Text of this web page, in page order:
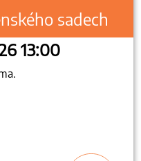
sadech
13:00